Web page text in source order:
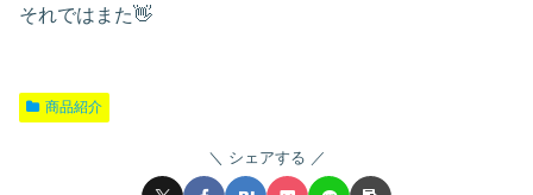
それではまた👋
商品紹介
シェアする